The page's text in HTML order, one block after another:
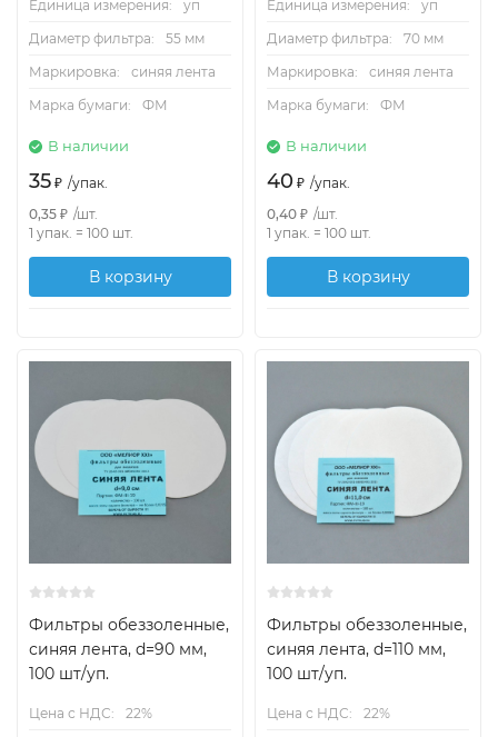
Единица измерения:
уп
Диаметр фильтра:
55 мм
Маркировка:
синяя лента
Марка бумаги:
ФМ
В наличии
35 ₽ /упак.
0,35 ₽ /шт.
1 упак. = 100 шт.
В корзину
Единица измерения:
уп
Диаметр фильтра:
70 мм
Маркировка:
синяя лента
Марка бумаги:
ФМ
В наличии
40 ₽ /упак.
0,40 ₽ /шт.
1 упак. = 100 шт.
В корзину
Фильтры обеззоленные,
синяя лента, d=90 мм,
100 шт/уп.
Цена с НДС:
22%
Фильтры обеззоленные,
синяя лента, d=110 мм,
100 шт/уп.
Цена с НДС:
22%